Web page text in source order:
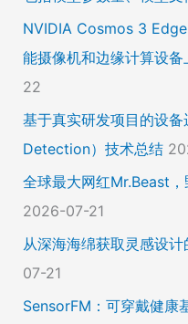
NVIDIA Cosmos 3
能摄像机和边缘计算设备
22
基于真实研发项目的设
Detection）技术总结
全球最大网红Mr.Beast
2026-07-21
从深海海绵获取灵感设
07-21
SensorFM：可穿戴健康